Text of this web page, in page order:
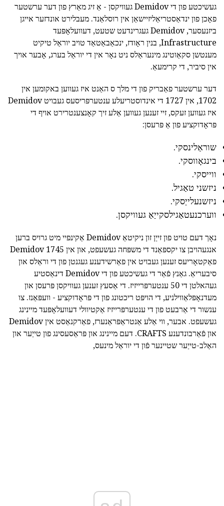
געשיכטע פון די Demidov געוויקסן - אַ זיג מאַרץ פון דער ערשטער
פאָכן פון ינדאַסטריאַליזיישאַן אין רוסלאַנד. מעבלירט אונדזער אייגן
ביזנעסער, Demidov געגרינדעט שטעט, דעוועלאָפּעד
Infrastructure, בנין ראָודז, ינכאַבאַטאַד טויב יוראַל טיקיט
מענטשן סקאַוטינג מינעראַלס ניט נאָר אין די יוראַל בערג, אָבער אויך
אין סיביר, די קרימעאַ.
דער ערשטער פאַבריק פון די מלך ס האַנט איז געווען באקומען אין
1702, אין 1727 די אינדוסטריעלע ענטערפּריסעס געבויט Demidov
איז געווען זעקס, זיי זענען געווען אַלע זיך קאָנצענטרירט אויף די
פּראָדוקציע פון אַ פּרעסן:
שוראַלינסקי.
בינגאָווסקי.
ווייסקי.
ניזשני טאַגיל.
ניזשנעלייַסקי.
ווערכנעטאַגילסקייַאַ געוויקסן.
נאָך דעם טויט פון זייַן זון ניקיטאַ Demidov אַקינפיי מיט גרויס ברען
אנגעהויבן צו יקספּאַנד די משפּחה געשעפט, און אין 1745 Demidov
פאַקטאָריעס זענען געבויט אין פאַרשידענע געגנטן פון די וראַלס און
סיבעריאַ. גאַנץ פֿאַר די געשיכטע פון די Demidov דינאַסטיע
געהאלטן די 50 ענטערפּרייזיז. די אַסעץ זענען געוויקסן פּרעסן און
מעדנאָפּלאַווילניע, די הויפּט ריכטונג פון די פּראָדוקציע - וועפּאַנז. צו
ענשור די אַרבעט פון די ענטערפּרייזיז אַקטיוולי דעוועלאָפּעד מיינינג
געשעפט. אבער, ווי אַלע אַנטראַפּראַנערז, פאַרקנאַסט אין Demidov
און פֿאַרבונדענע CRAFTS. דעם מיינינג און פּראַסעסינג פון טייַער און
האַלב-טייַער שטיינער פֿון די יוראַל מינעס,